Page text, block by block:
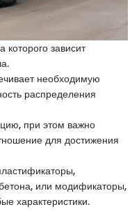
которого зависит
необходимую
распределения
при этом важно
для достижения
или модификаторы,
характеристики.